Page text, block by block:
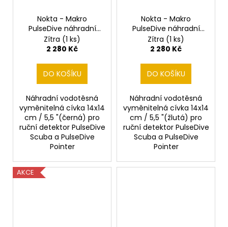
Nokta - Makro
PulseDive náhradní
vodotěsná cívka 14x14
cm / 5,5 "(černá)
Zítra (1 ks)
2 280 Kč
DO KOŠÍKU
Náhradní vodotěsná
vyměnitelná cívka 14x14
cm / 5,5 "(černá) pro
ruční detektor PulseDive
Scuba a PulseDive
Pointer
Nokta - Makro
PulseDive náhradní
vodotěsná cívka 14x14
cm / 5,5 "(žlutá)
Zítra (1 ks)
2 280 Kč
DO KOŠÍKU
Náhradní vodotěsná
vyměnitelná cívka 14x14
cm / 5,5 "(žlutá) pro
ruční detektor PulseDive
Scuba a PulseDive
Pointer
AKCE